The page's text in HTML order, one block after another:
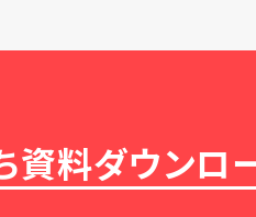
資料ダウンロ